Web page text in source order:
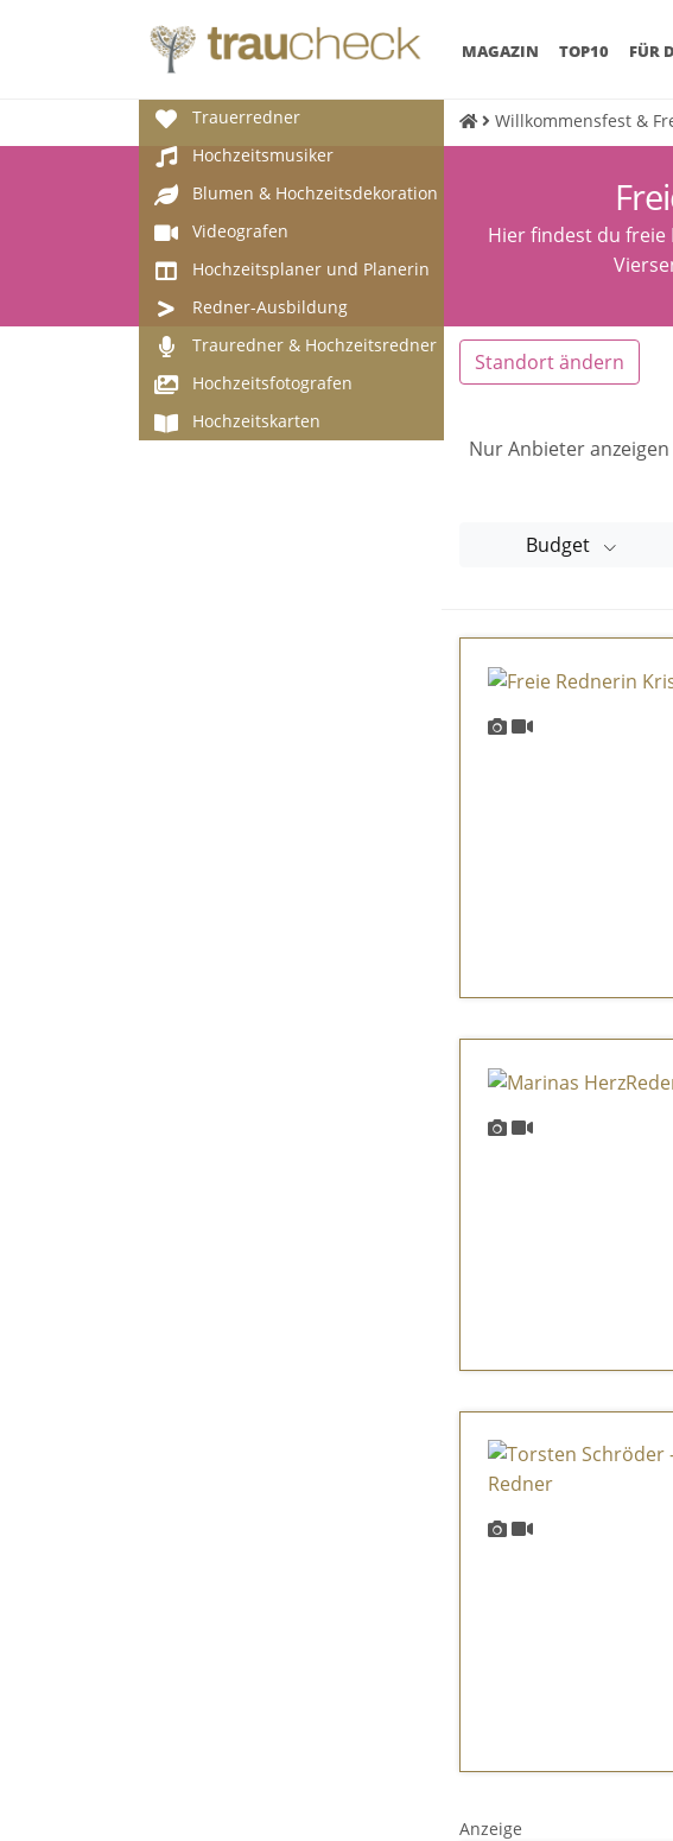
MAGAZIN (CURRENT)
TOP10 FÜR
Trauerredner
Hochzeitsmusiker
Blumen & Hochzeitsdekoration
Videografen
Hochzeitsplaner und Planerin
Redner-Ausbildung
Trauredner & Hochzeitsredner
Hochzeitsfotografen
Hochzeitskarten
Willkommensfest &
Hier findest du freie
Standort ändern
Nur Anbieter
Budget
Anzeige